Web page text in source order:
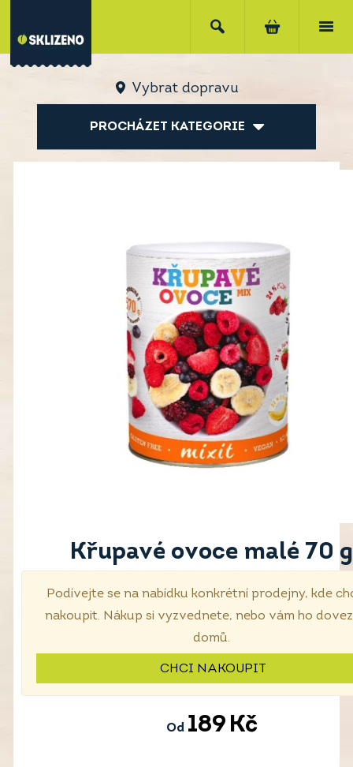
Vybrat dopravu
PROCHÁZET KATEGORIE
Křupavé ovoce malé 70 g
Podívejte se na nabídku konkrétní prodejny, kde
nakoupit. Nákup si vyzvednete, nebo vám ho
domů.
CHCI NAKOUPIT
Od 189 Kč